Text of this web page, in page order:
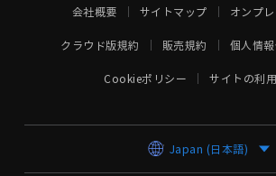
会社概要 サイトマップ オンプ
クラウド版規約 販売規約 個人情
Cookieポリシー サイトの利
Japan (日本語)